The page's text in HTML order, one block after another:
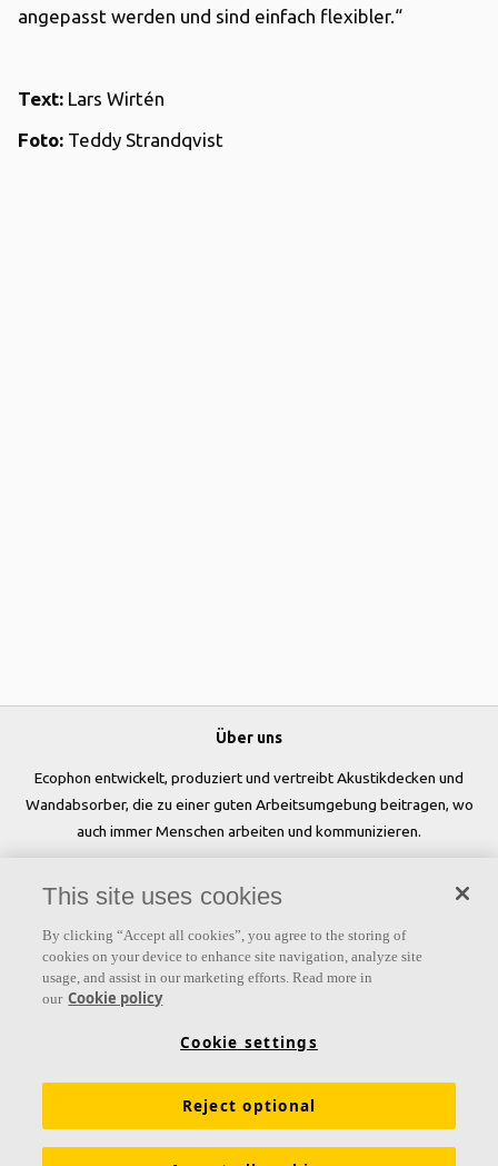
angepasst werden und sind einfach flexibler.“
Text: Lars Wirtén
Foto: Teddy Strandqvist
Über uns
Ecophon entwickelt, produziert und vertreibt Akustikdecken und
Wandabsorber, die zu einer guten Arbeitsumgebung beitragen, wo
auch immer Menschen arbeiten und kommunizieren.
Links
Funktionale Anforderungen Download Broschüren
Allgemeine Geschäftsbedingungen Impressum
This site uses cookies
By clicking “Accept all cookies”, you agree to the storing of
cookies on your device to enhance site navigation, analyze site
usage, and assist in our marketing efforts. Read more in
our Cookie policy
Cookie settings
Reject optional